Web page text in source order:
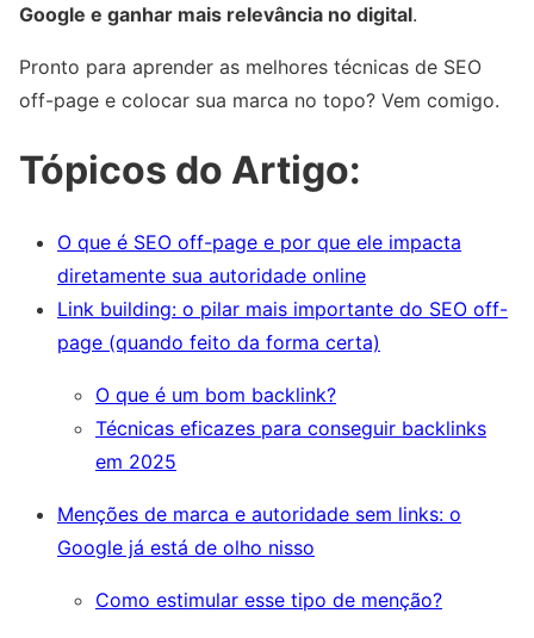
Google e ganhar mais relevância no digital.
Pronto para aprender as melhores técnicas de SEO
off-page e colocar sua marca no topo? Vem comigo.
Tópicos do Artigo:
O que é SEO off-page e por que ele impacta
diretamente sua autoridade online
Link building: o pilar mais importante do SEO off-
page (quando feito da forma certa)
O que é um bom backlink?
Técnicas eficazes para conseguir backlinks
em 2025
Menções de marca e autoridade sem links: o
Google já está de olho nisso
Como estimular esse tipo de menção?